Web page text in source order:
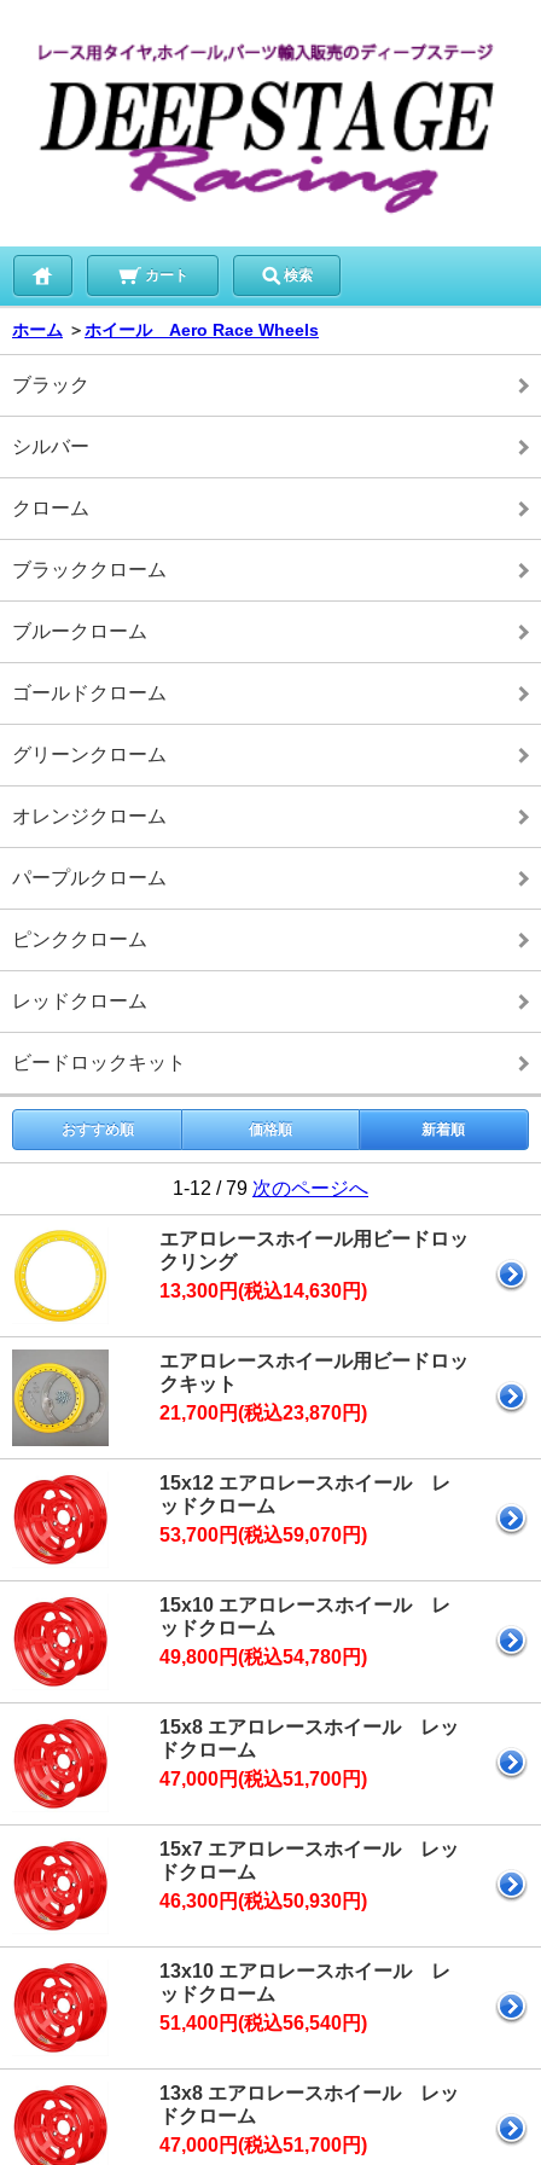
カート 検索
ホーム ＞ホイール Aero Race Wheels
ブラック
シルバー
クローム
ブラッククローム
ブルークローム
ゴールドクローム
グリーンクローム
オレンジクローム
パープルクローム
ピンククローム
レッドクローム
ビードロックキット
おすすめ順 価格順 新着順
1-12 / 79 次のページへ
エアロレースホイール用ビードロッ
クリング
13,300円(税込14,630円)
エアロレースホイール用ビードロッ
クキット
21,700円(税込23,870円)
15x12 エアロレースホイール レ
ッドクローム
53,700円(税込59,070円)
15x10 エアロレースホイール レ
ッドクローム
49,800円(税込54,780円)
15x8 エアロレースホイール レッ
ドクローム
47,000円(税込51,700円)
15x7 エアロレースホイール レッ
ドクローム
46,300円(税込50,930円)
13x10 エアロレースホイール レ
ッドクローム
51,400円(税込56,540円)
13x8 エアロレースホイール レッ
ドクローム
47,000円(税込51,700円)